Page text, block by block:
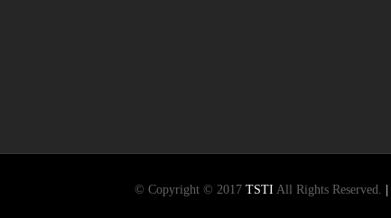
© Copyright © 2017TSTI All Rights Reserved.